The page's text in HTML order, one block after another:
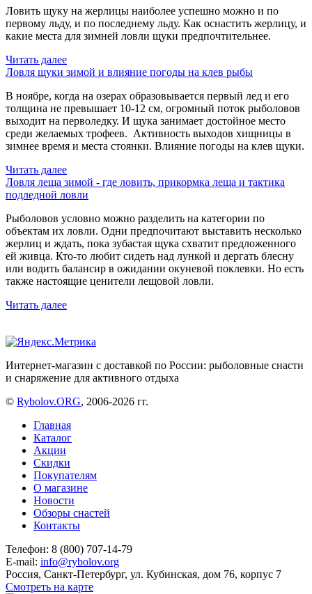
Ловить щуку на жерлицы наиболее успешно можно и по
первому льду, и по последнему льду. Как оснастить жерлицу, и
какие места для зимней ловли щуки предпочтительнее.
Читать далее
Ловля щуки зимой и влияние погоды на клев рыбы
В ноябре, когда на озерах образовывается первый лед и его
толщина не превышает 10-12 см, огромный поток рыболовов
выходит на перволедку. И щука занимает достойное место
среди желаемых трофеев. Активность выходов хищницы в
зимнее время и места стоянки. Влияние погоды на клев щуки.
Читать далее
Ловля леща зимой - где ловить, прикормка леща и тактика
подледной ловли
Рыболовов условно можно разделить на категории по
объектам их ловли. Одни предпочитают выставить несколько
жерлиц и ждать, пока зубастая щука схватит предложенного
ей живца. Кто-то любит сидеть над лункой и дергать блесну
или водить балансир в ожидании окуневой поклевки. Но есть
также настоящие ценители лещовой ловли.
Читать далее
Интернет-магазин с доставкой по России: рыболовные снасти
и снаряжение для активного отдыха
© Rybolov.ORG, 2006-2026 гг.
Главная
Каталог
Акции
Скидки
Покупателям
О магазине
Новости
Обзоры снастей
Контакты
Телефон: 8 (800) 707-14-79
E-mail: info@rybolov.org
Россия, Санкт-Петербург, ул. Кубинская, дом 76, корпус 7
Смотреть на карте